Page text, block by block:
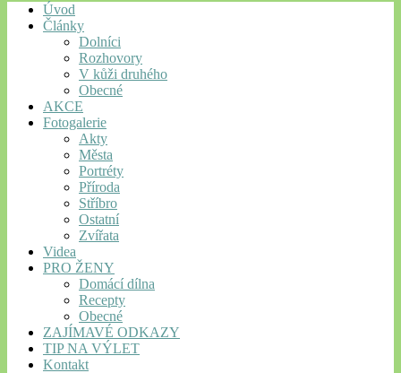
Úvod
Články
Dolníci
Rozhovory
V kůži druhého
Obecné
AKCE
Fotogalerie
Akty
Města
Portréty
Příroda
Stříbro
Ostatní
Zvířata
Videa
PRO ŽENY
Domácí dílna
Recepty
Obecné
ZAJÍMAVÉ ODKAZY
TIP NA VÝLET
Kontakt